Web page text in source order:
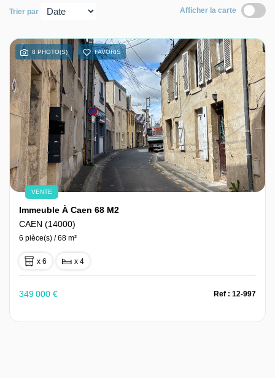
Trier par Afficher la carte
8 PHOTO(S) FAVORIS
VENTE
Immeuble À Caen 68 M2
CAEN (14000)
6 pièce(s) / 68 m²
x 6 x 4
349 000 € Ref : 12-997